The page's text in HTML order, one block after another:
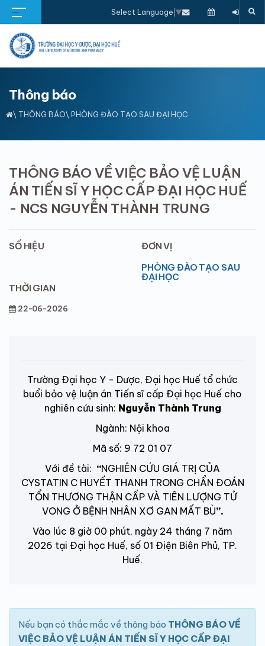
Select Language ▼
Thông báo
\ THÔNG BÁO\ PHÒNG ĐÀO TẠO SAU ĐẠI HỌC
THÔNG BÁO VỀ VIỆC BẢO VỆ LUẬN
ÁN TIẾN SĨ Y HỌC CẤP ĐẠI HỌC HUẾ
- NCS NGUYỄN THÀNH TRUNG
SỐ HIỆU
ĐƠN VỊ
PHÒNG ĐÀO TẠO SAU
ĐẠI HỌC
THỜI GIAN
22-06-2026
Trường Đại học Y - Dược, Đại học Huế tổ chức
buổi bảo vệ luận án Tiến sĩ cấp Đại học Huế cho
nghiên cứu sinh: Nguyễn Thành Trung
Ngành: Nội khoa
Mã số: 9 72 01 07
Với đề tài: “NGHIÊN CỨU GIÁ TRỊ CỦA
CYSTATIN C HUYẾT THANH TRONG CHẨN ĐOÁN
TỔN THƯƠNG THẬN CẤP VÀ TIÊN LƯỢNG TỬ
VONG Ở BỆNH NHÂN XƠ GAN MẤT BÙ”.
Vào lúc 8 giờ 00 phút, ngày 24 tháng 7 năm
2026 tại Đại học Huế, số 01 Điện Biên Phủ, TP.
Huế.
Nếu bạn có thắc mắc về thông báo THÔNG BÁO VỀ
VIỆC BẢO VỆ LUẬN ÁN TIẾN SĨ Y HỌC CẤP ĐẠI